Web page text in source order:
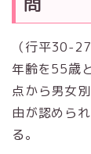
（行平30-
年齢を55歳
点から男女
由が認めら
る。